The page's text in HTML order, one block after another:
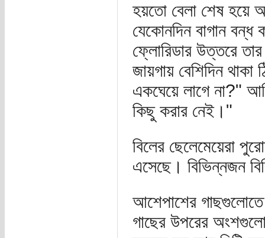
হয়তো বেলা শেষ হয়ে
যেকোনদিন বাগান
ফ্লোরিডার উত্তরে
জায়গায় বেশিদিন
একঘেয়ে লাগে না?"
কিছু করার নেই।"
বিলের ছেলেমেয়েরা
এসেছে। বিভিন্নজন
আশেপাশের গাছগুলোতে
গাছের উপরের